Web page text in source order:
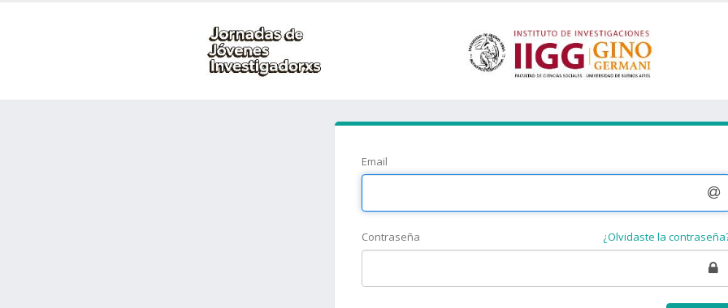
Email
Contraseña ¿Olvidaste la